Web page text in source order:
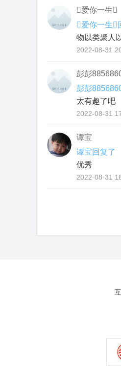
爱你一生
爱你一生
物以类聚人
2022-08-31
彭彭
彭彭
太有趣了吧
2022-08-31
谭宝
谭宝回复了
优秀
2022-08-31